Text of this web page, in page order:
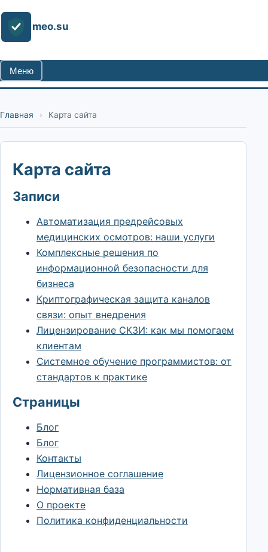
meo.su
Меню
Главная › Карта сайта
Карта сайта
Записи
Автоматизация предрейсовых
медицинских осмотров: наши услуги
Комплексные решения по
информационной безопасности для
бизнеса
Криптографическая защита каналов
связи: опыт внедрения
Лицензирование СКЗИ: как мы помогаем
клиентам
Системное обучение программистов: от
стандартов к практике
Страницы
Блог
Блог
Контакты
Лицензионное соглашение
Нормативная база
О проекте
Политика конфиденциальности